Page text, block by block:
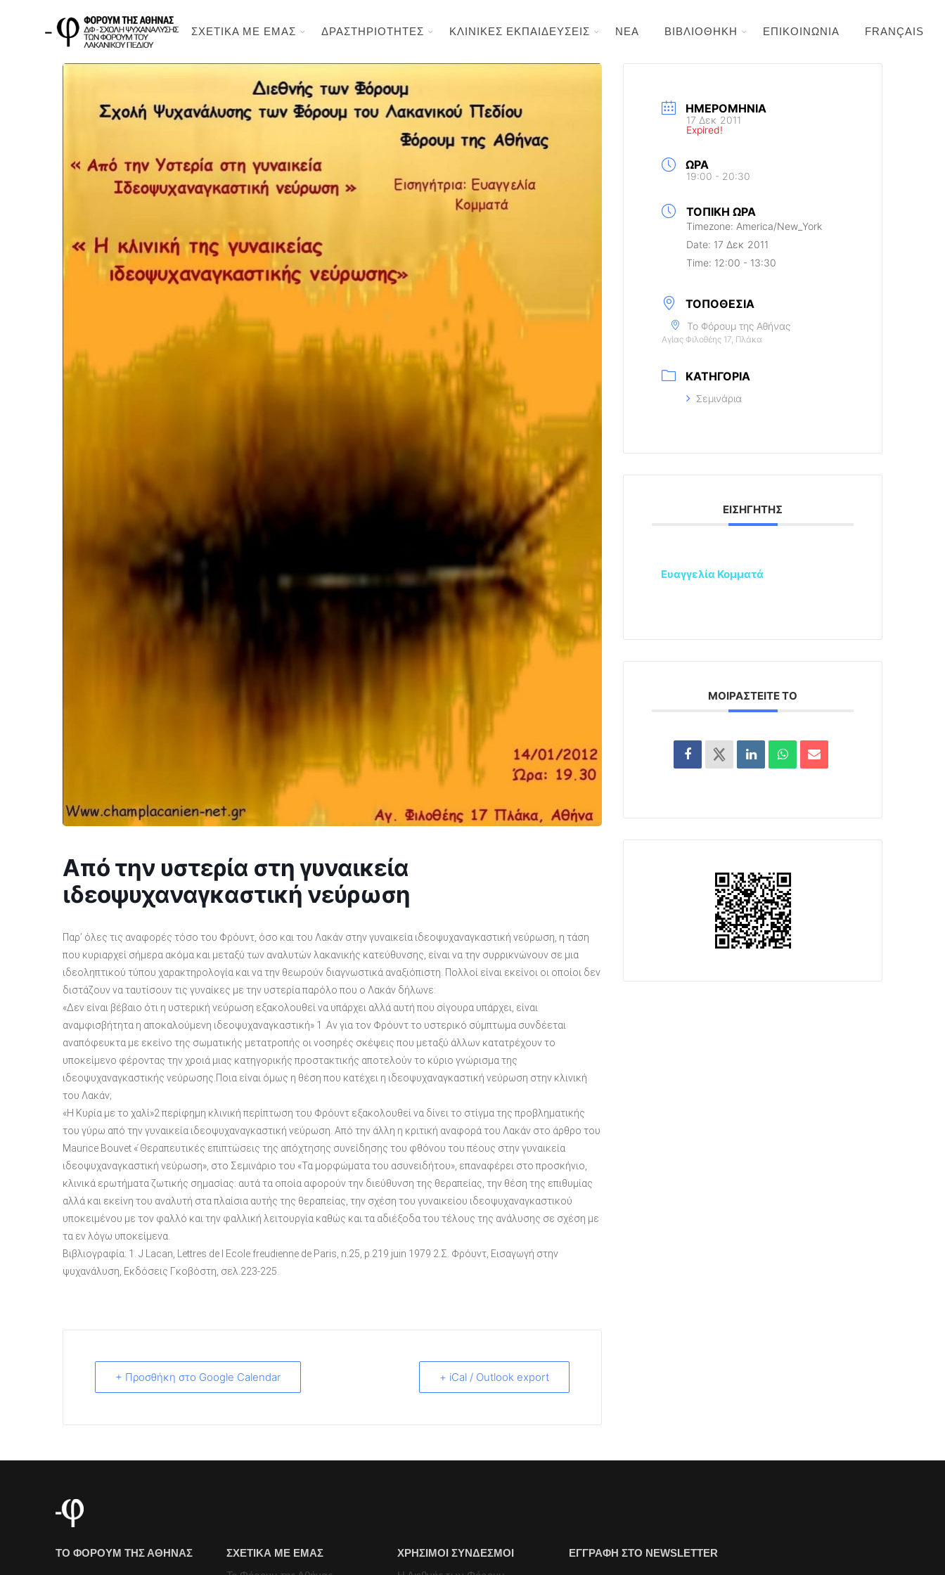
ΣΧΕΤΙΚΑ ΜΕ ΕΜΑΣ ΔΡΑΣΤΗΡΙΟΤΗΤΕΣ ΚΛΙΝΙΚΕΣ ΕΚΠΑΙΔΕΥΣΕΙΣ ΝΕΑ ΒΙΒΛΙΟΘΗΚΗ ΕΠΙΚΟΙΝΩΝΙΑ FRANÇAIS
Από την υστερία στη γυναικεία
ιδεοψυχαναγκαστική νεύρωση
Παρ’ όλες τις αναφορές τόσο του Φρόυντ, όσο και του Λακάν στην γυναικεία ιδεοψυχαναγκαστική νεύρωση, η τάση
που κυριαρχεί σήμερα ακόμα και μεταξύ των αναλυτών λακανικής κατεύθυνσης, είναι να την συρρικνώνουν σε μια
ιδεοληπτικού τύπου χαρακτηρολογία και να την θεωρούν διαγνωστικά αναξιόπιστη. Πολλοί είναι εκείνοι οι οποίοι δεν
διστάζουν να ταυτίσουν τις γυναίκες με την υστερία παρόλο που ο Λακάν δήλωνε:
«Δεν είναι βέβαιο ότι η υστερική νεύρωση εξακολουθεί να υπάρχει αλλά αυτή που σίγουρα υπάρχει, είναι
αναμφισβήτητα η αποκαλούμενη ιδεοψυχαναγκαστική» 1 .Αν για τον Φρόυντ το υστερικό σύμπτωμα συνδέεται
αναπόφευκτα με εκείνο της σωματικής μετατροπής οι νοσηρές σκέψεις που μεταξύ άλλων κατατρέχουν το
υποκείμενο φέροντας την χροιά μιας κατηγορικής προστακτικής αποτελούν το κύριο γνώρισμα της
ιδεοψυχαναγκαστικής νεύρωσης.Ποια είναι όμως η θέση που κατέχει η ιδεοψυχαναγκαστική νεύρωση στην κλινική
του Λακάν;
«Η Κυρία με το χαλί»2 περίφημη κλινική περίπτωση του Φρόυντ εξακολουθεί να δίνει το στίγμα της προβληματικής
του γύρω από την γυναικεία ιδεοψυχαναγκαστική νεύρωση. Από την άλλη η κριτική αναφορά του Λακάν στο άρθρο του
Maurice Bouvet « ́Θεραπευτικές επιπτώσεις της απόχτησης συνείδησης του φθόνου του πέους στην γυναικεία
ιδεοψυχαναγκαστική νεύρωση», στο Σεμινάριο του «Τα μορφώματα του ασυνειδήτου», επαναφέρει στο προσκήνιο,
κλινικά ερωτήματα ζωτικής σημασίας: αυτά τα οποία αφορούν την διεύθυνση της θεραπείας, την θέση της επιθυμίας
αλλά και εκείνη του αναλυτή στα πλαίσια αυτής της θεραπείας, την σχέση του γυναικείου ιδεοψυχαναγκαστικού
υποκειμένου με τον φαλλό και την φαλλική λειτουργία καθώς και τα αδιέξοδα του τέλους της ανάλυσης σε σχέση με
τα εν λόγω υποκείμενα.
Βιβλιογραφία: 1. J Lacan, Lettres de l Ecole freudienne de Paris, n.25, p.219 juin 1979 2.Σ. Φρόυντ, Εισαγωγή στην
ψυχανάλυση, Εκδόσεις Γκοβόστη, σελ.223-225.
+ Προσθήκη στο Google Calendar + iCal / Outlook export
ΗΜΕΡΟΜΗΝΊΑ
17 Δεκ 2011
Expired!
ΏΡΑ
19:00 - 20:30
ΤΟΠΙΚΉ ΏΡΑ
Timezone: America/New_York
Date: 17 Δεκ 2011
Time: 12:00 - 13:30
ΤΟΠΟΘΕΣΊΑ
Το Φόρουμ της Αθήνας
Αγίας Φιλοθέης 17, Πλάκα
ΚΑΤΗΓΟΡΊΑ
Σεμινάρια
ΕΙΣΗΓΗΤΉΣ
Ευαγγελία Κομματά
ΜΟΙΡΑΣΤΕΊΤΕ ΤΟ
ΤΟ ΦΟΡΟΥΜ ΤΗΣ ΑΘΗΝΑΣ
ΣΧΕΤΙΚΑ ΜΕ ΕΜΑΣ
ΧΡΗΣΙΜΟΙ ΣΥΝΔΕΣΜΟΙ
ΕΓΓΡΑΦΗ ΣΤΟ NEWSLETTER